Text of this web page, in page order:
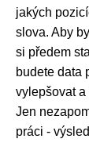
jakých
slova. Aby
si předem
budete data
vylepšovat
Jen
práci -